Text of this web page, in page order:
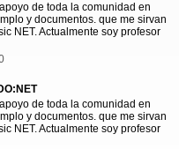
de toda la comunidad en
y documentos. que me sirvan
NET. Actualmente soy profesor
de toda la comunidad en
y documentos. que me sirvan
NET. Actualmente soy profesor